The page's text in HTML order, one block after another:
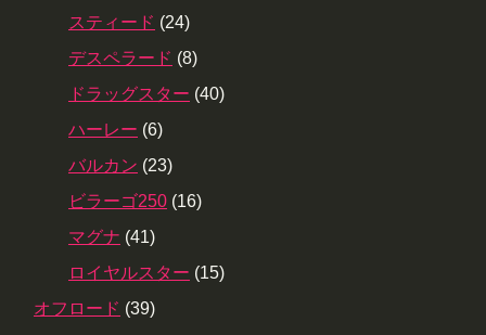
スティード (24)
デスペラード (8)
ドラッグスター (40)
ハーレー (6)
バルカン (23)
ビラーゴ250 (16)
マグナ (41)
ロイヤルスター (15)
オフロード (39)